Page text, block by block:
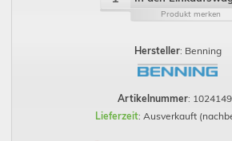
Produkt merken
Hersteller: Benning
Artikelnummer:
Lieferzeit: Ausverkauft